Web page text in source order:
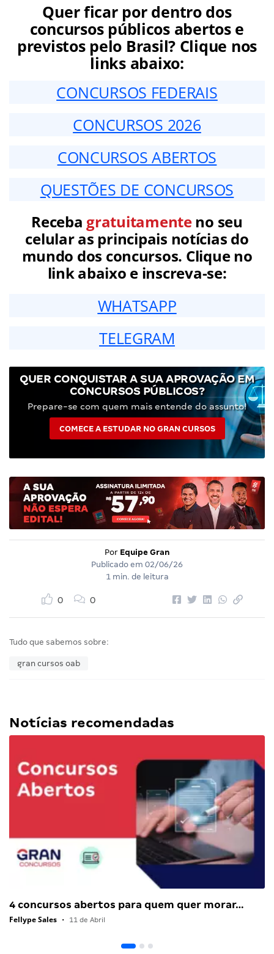
Quer ficar por dentro dos
concursos públicos abertos e
previstos pelo Brasil? Clique nos
links abaixo:
CONCURSOS FEDERAIS
CONCURSOS 2026
CONCURSOS ABERTOS
QUESTÕES DE CONCURSOS
Receba gratuitamenteno seu
celular as principais notícias do
mundo dos concursos. Clique no
link abaixo e inscreva-se:
WHATSAPP
TELEGRAM
QUER CONQUISTAR A SUA APROVAÇÃO EM
CONCURSOS PÚBLICOS?
Prepare-se com quem mais entende do assunto!
COMECE A ESTUDAR NO GRAN CURSOS
Por Equipe Gran
Publicado em 02/06/26
1 min. de leitura
0 0
Tudo que sabemos sobre:
gran cursos oab
Notícias recomendadas
4 concursos abertos para quem quer morar…
Fellype Sales • 11 de Abril